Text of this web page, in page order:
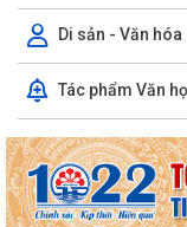
Di sản - Văn hóa
Tác phẩm Văn
Phường Dương Kinh
thường lệ giữa năm
Đội bóng U10 phường
Phượng năm 2026
Những chương trình tín
bàn phường Dương Kinh